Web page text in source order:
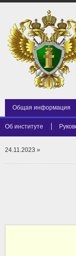
Общая информация
Об институте
24.11.2023 »